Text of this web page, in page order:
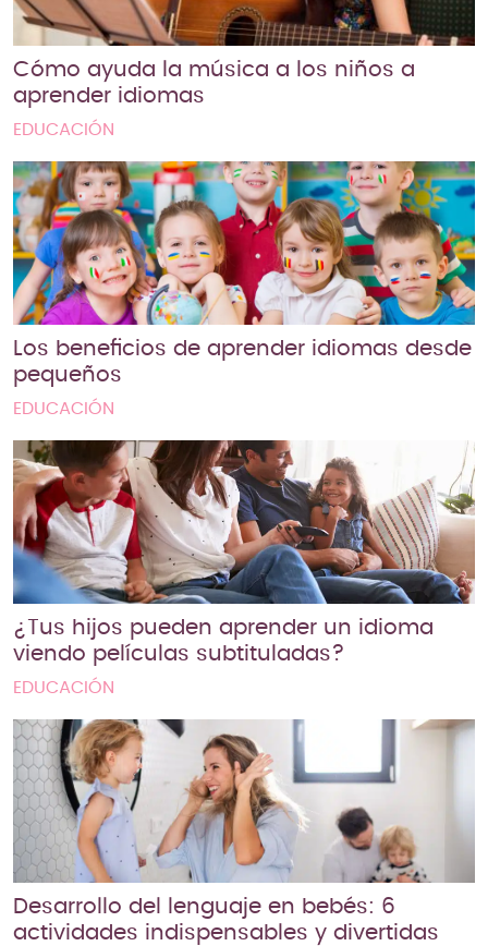
Cómo ayuda la música a los niños a
aprender idiomas
EDUCACIÓN
Los beneficios de aprender idiomas desde
pequeños
EDUCACIÓN
¿Tus hijos pueden aprender un idioma
viendo películas subtituladas?
EDUCACIÓN
Desarrollo del lenguaje en bebés: 6
actividades indispensables y divertidas